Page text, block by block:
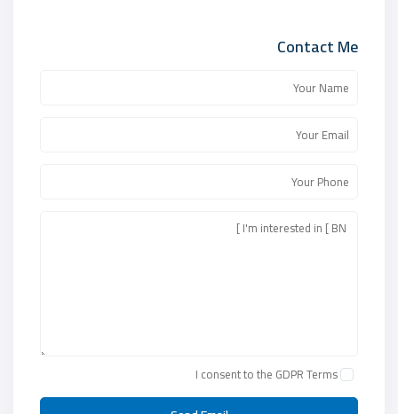
Contact Me
I consent to the GDPR Terms